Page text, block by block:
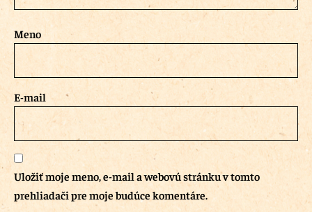
Meno
E-mail
Uložiť moje meno, e-mail a webovú stránku v tomto
prehliadači pre moje budúce komentáre.